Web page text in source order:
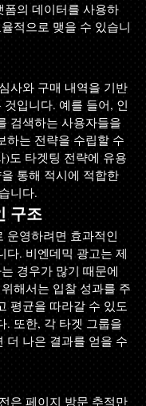
의 데이터를 사용하
적으로 맺을 수 있습니
사와 구매 내역을 기반
입니다. 예를 들어, 인
검색하는 사용자들을
하는 전략을 수립할 수
)도 타겟팅 전략에 유용
통해 적시에 적합한
니다.
구조
운영하려면 효과적인
다. 비엔데믹 광고는 제
경우가 많기 때문에
해서는 입찰 성과를 주
평균을 따라갈 수 있도
. 또한, 각 타겟 그룹을
더 나은 결과를 얻을 수
은 페이지 방문 추적만